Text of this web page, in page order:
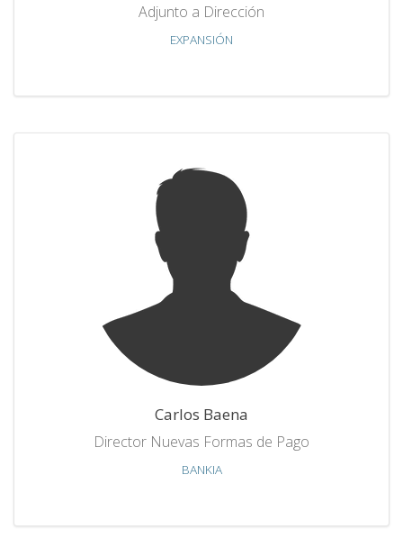
Adjunto a Dirección
EXPANSIÓN
Carlos Baena
Director Nuevas Formas de Pago
BANKIA